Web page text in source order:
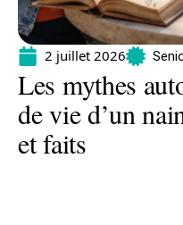
2 juillet 2026
Les mythes
de vie d’un
et faits